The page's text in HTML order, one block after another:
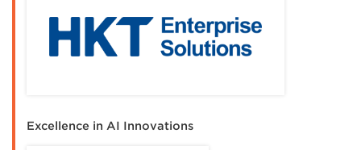
Excellence in AI Innovations